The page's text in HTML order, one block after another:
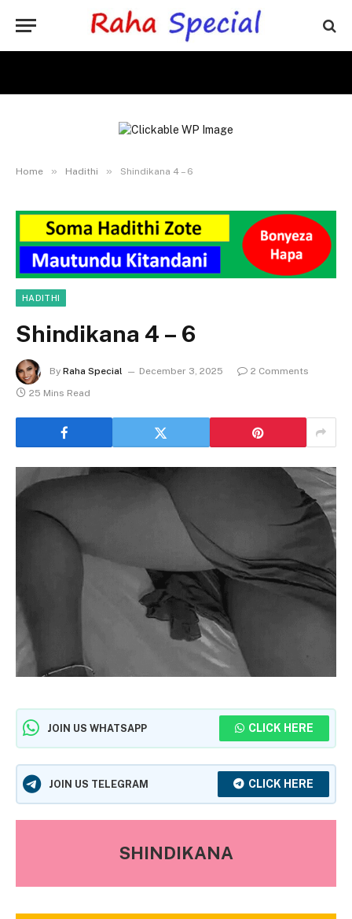
Home » Hadithi » Shindikana 4 – 6
HADITHI
Shindikana 4 – 6
By Raha Special December 3, 2025
2 Comments
25 Mins Read
JOIN US WHATSAPP CLICK HERE
JOIN US TELEGRAM CLICK HERE
SHINDIKANA